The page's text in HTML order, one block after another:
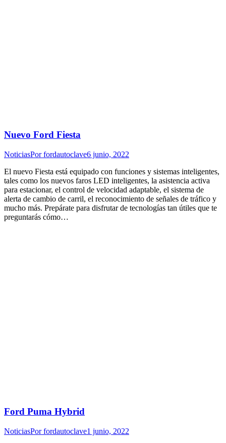
Nuevo Ford Fiesta
NoticiasPorfordautoclave6 junio, 2022
El nuevo Fiesta está equipado con funciones y sistemas inteligentes,
tales como los nuevos faros LED inteligentes, la asistencia activa
para estacionar, el control de velocidad adaptable, el sistema de
alerta de cambio de carril, el reconocimiento de señales de tráfico y
mucho más. Prepárate para disfrutar de tecnologías tan útiles que te
preguntarás cómo…
Ford Puma Hybrid
NoticiasPorfordautoclave1 junio, 2022